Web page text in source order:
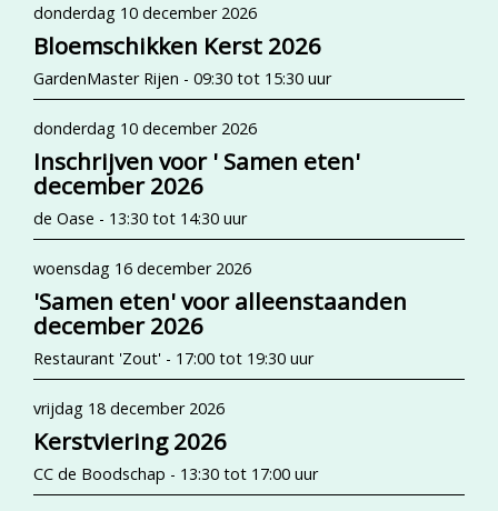
donderdag 10 december 2026
Bloemschikken Kerst 2026
GardenMaster Rijen - 09:30 tot 15:30 uur
donderdag 10 december 2026
Inschrijven voor ' Samen eten'
december 2026
de Oase - 13:30 tot 14:30 uur
woensdag 16 december 2026
'Samen eten' voor alleenstaanden
december 2026
Restaurant 'Zout' - 17:00 tot 19:30 uur
vrijdag 18 december 2026
Kerstviering 2026
CC de Boodschap - 13:30 tot 17:00 uur